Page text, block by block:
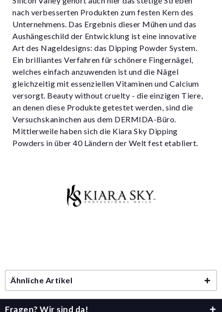
nach verbesserten Produkten zum festen Kern des
Unternehmens. Das Ergebnis dieser Mühen und das
Aushängeschild der Entwicklung ist eine innovative
Art des Nageldesigns: das Dipping Powder System.
Ein brilliantes Verfahren für schönere Fingernägel,
welches einfach anzuwenden ist und die Nägel
gleichzeitig mit essenziellen Vitaminen und Calcium
versorgt. Beauty without cruelty - die einzigen Tiere,
an denen diese Produkte getestet werden, sind die
Versuchskaninchen aus dem DERMIDA-Büro.
Mittlerweile haben sich die Kiara Sky Dipping
Powders in über 40 Ländern der Welt fest etabliert.
Ähnliche Artikel
Fragen? Wir sind da!